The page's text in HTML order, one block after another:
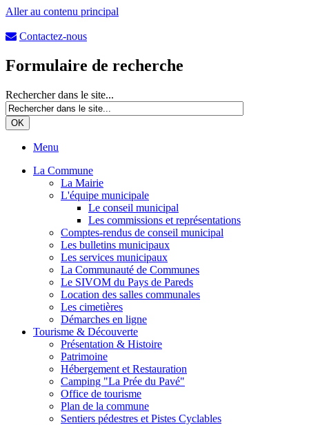
Aller au contenu principal
Contactez-nous
Formulaire de recherche
Rechercher dans le site...
Menu
La Commune
La Mairie
L'équipe municipale
Le conseil municipal
Les commissions et représentations
Comptes-rendus de conseil municipal
Les bulletins municipaux
Les services municipaux
La Communauté de Communes
Le SIVOM du Pays de Pareds
Location des salles communales
Les cimetières
Démarches en ligne
Tourisme & Découverte
Présentation & Histoire
Patrimoine
Hébergement et Restauration
Camping "La Prée du Pavé"
Office de tourisme
Plan de la commune
Sentiers pédestres et Pistes Cyclables